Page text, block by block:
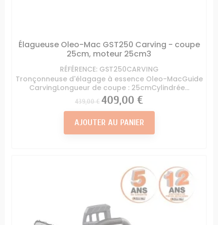
Élagueuse Oleo-Mac GST250 Carving - coupe
25cm, moteur 25cm3
RÉFÉRENCE: GST250CARVING
Tronçonneuse d'élagage à essence Oleo-MacGuide
CarvingLongueur de coupe : 25cmCylindrée...
Prix
439,00 € Prix
409,00 €
AJOUTER AU PANIER